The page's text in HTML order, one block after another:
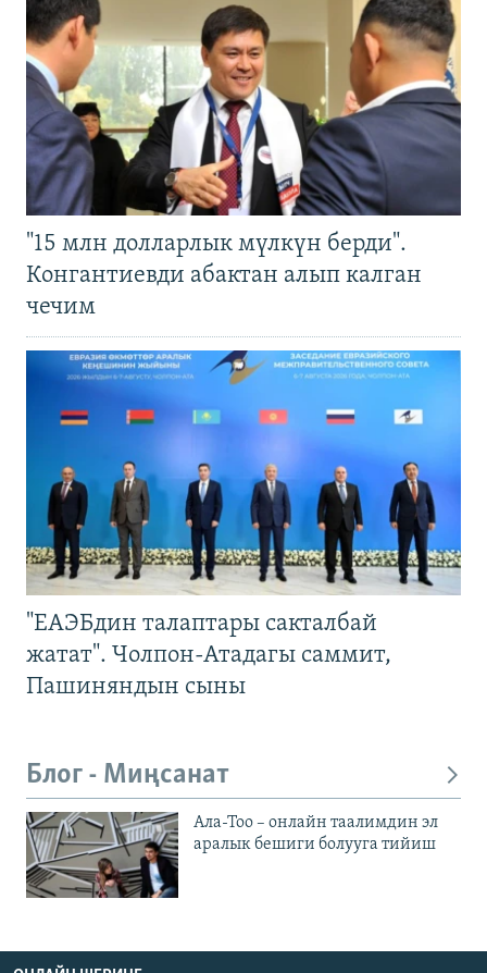
"15 млн долларлык мүлкүн берди".
Конгантиевди абактан алып калган
чечим
"ЕАЭБдин талаптары сакталбай
жатат". Чолпон-Атадагы саммит,
Пашиняндын сыны
Блог - Миңсанат
Ала-Тоо – онлайн таалимдин эл
аралык бешиги болууга тийиш